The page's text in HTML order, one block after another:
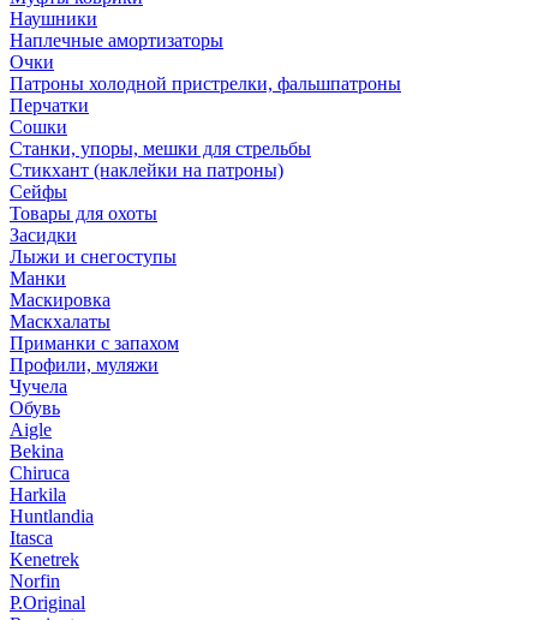
Наушники
Наплечные амортизаторы
Очки
Патроны холодной пристрелки, фальшпатроны
Перчатки
Сошки
Станки, упоры, мешки для стрельбы
Стикхант (наклейки на патроны)
Сейфы
Товары для охоты
Засидки
Лыжи и снегоступы
Манки
Маскировка
Маскхалаты
Приманки с запахом
Профили, муляжи
Чучела
Обувь
Aigle
Bekina
Chiruсa
Harkila
Huntlandia
Itasca
Kenetrek
Norfin
P.Original